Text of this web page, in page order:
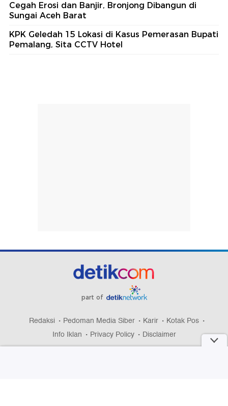
Cegah Erosi dan Banjir, Bronjong Dibangun di
Sungai Aceh Barat
KPK Geledah 15 Lokasi di Kasus Pemerasan Bupati
Pemalang, Sita CCTV Hotel
part of
Redaksi Pedoman Media Siber Karir
Kotak Pos
Info Iklan
Privacy Policy Disclaimer